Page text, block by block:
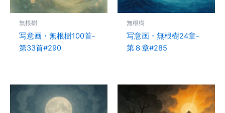
無根樹
写意画・無根樹100首-
第33首#290
無根樹
写意画・無根樹24章-
第８章#285